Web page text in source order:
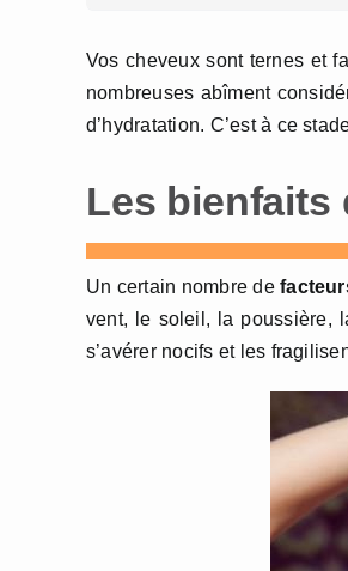
Vos cheveux sont ternes et
nombreuses abîment
d’hydratation. C’est à ce
Les bienfaits
Un certain nombre de
vent, le soleil, la poussière,
s’avérer nocifs et les